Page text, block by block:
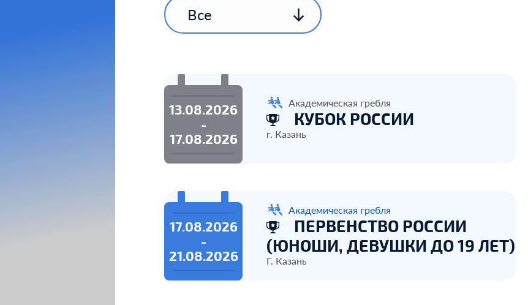
Все
13.08.2026
-
17.08.2026
Академическая гребля
КУБОК РОССИИ
г. Казань
17.08.2026
-
21.08.2026
Академическая гребля
ПЕРВЕНСТВО РОССИИ
(ЮНОШИ, ДЕВУШКИ ДО 19 ЛЕТ)
Г. Казань